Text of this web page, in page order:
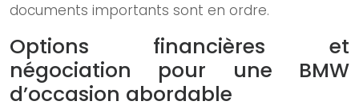
documents importants sont en ordre.
Options financières et
négociation pour une BMW
d’occasion abordable